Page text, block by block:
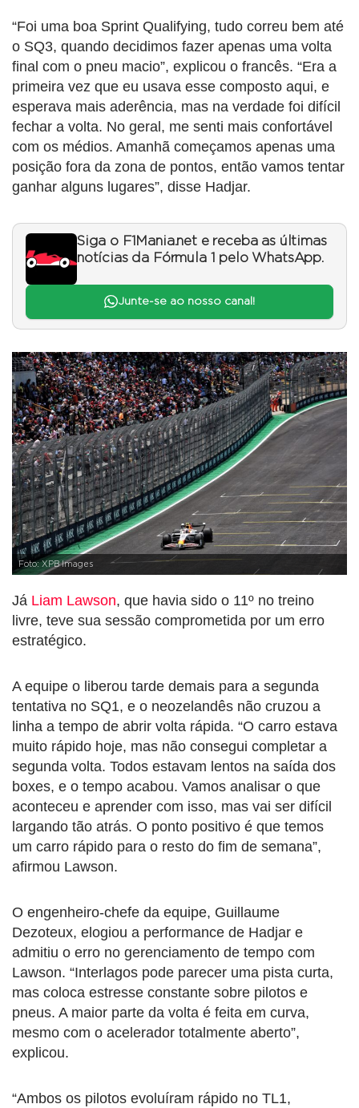
“Foi uma boa Sprint Qualifying, tudo correu bem até
o SQ3, quando decidimos fazer apenas uma volta
final com o pneu macio”, explicou o francês. “Era a
primeira vez que eu usava esse composto aqui, e
esperava mais aderência, mas na verdade foi difícil
fechar a volta. No geral, me senti mais confortável
com os médios. Amanhã começamos apenas uma
posição fora da zona de pontos, então vamos tentar
ganhar alguns lugares”, disse Hadjar.
Siga o F1Mania.net e receba as últimas
notícias da Fórmula 1 pelo WhatsApp.
Junte-se ao nosso canal!
Foto: XPB Images
Já Liam Lawson, que havia sido o 11º no treino
livre, teve sua sessão comprometida por um erro
estratégico.
A equipe o liberou tarde demais para a segunda
tentativa no SQ1, e o neozelandês não cruzou a
linha a tempo de abrir volta rápida. “O carro estava
muito rápido hoje, mas não consegui completar a
segunda volta. Todos estavam lentos na saída dos
boxes, e o tempo acabou. Vamos analisar o que
aconteceu e aprender com isso, mas vai ser difícil
largando tão atrás. O ponto positivo é que temos
um carro rápido para o resto do fim de semana”,
afirmou Lawson.
O engenheiro-chefe da equipe, Guillaume
Dezoteux, elogiou a performance de Hadjar e
admitiu o erro no gerenciamento de tempo com
Lawson. “Interlagos pode parecer uma pista curta,
mas coloca estresse constante sobre pilotos e
pneus. A maior parte da volta é feita em curva,
mesmo com o acelerador totalmente aberto”,
explicou.
“Ambos os pilotos evoluíram rápido no TL1,